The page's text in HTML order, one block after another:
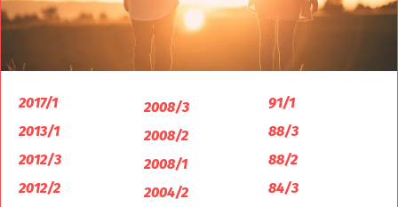
2017/1
2013/1
2012/3
2012/2
2008/3
2008/2
2008/1
2004/2
91/1
88/3
88/2
84/3